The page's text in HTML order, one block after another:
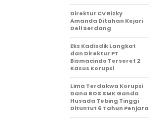
Direktur CV Rizky
Amanda Ditahan Kejari
Deli Serdang
Eks Kadisdik Langkat
dan Direktur PT
Bismacindo Terseret 2
Kasus Korupsi
Lima Terdakwa Korupsi
Dana BOS SMK Ganda
Husada Tebing Tinggi
Dituntut 6 Tahun Penjara